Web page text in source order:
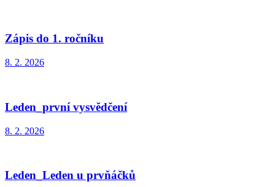
Zápis do 1. ročníku
8. 2. 2026
Leden_první vysvědčení
8. 2. 2026
Leden_Leden u prvňáčků